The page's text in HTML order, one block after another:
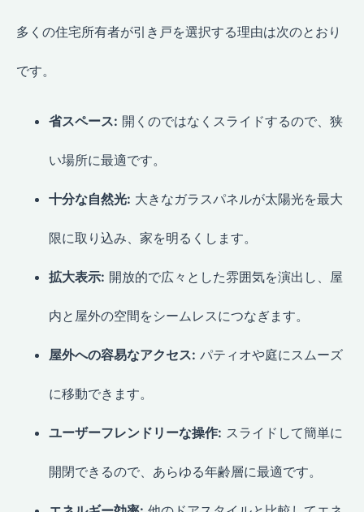
多くの住宅所有者が引き戸を選択する理由は次のとおり
です。
省スペース: 開くのではなくスライドするので、狭
い場所に最適です。
十分な自然光: 大きなガラスパネルが太陽光を最大
限に取り込み、家を明るくします。
拡大表示: 開放的で広々とした雰囲気を演出し、屋
内と屋外の空間をシームレスにつなぎます。
屋外への容易なアクセス: パティオや庭にスムーズ
に移動できます。
ユーザーフレンドリーな操作: スライドして簡単に
開閉できるので、あらゆる年齢層に最適です。